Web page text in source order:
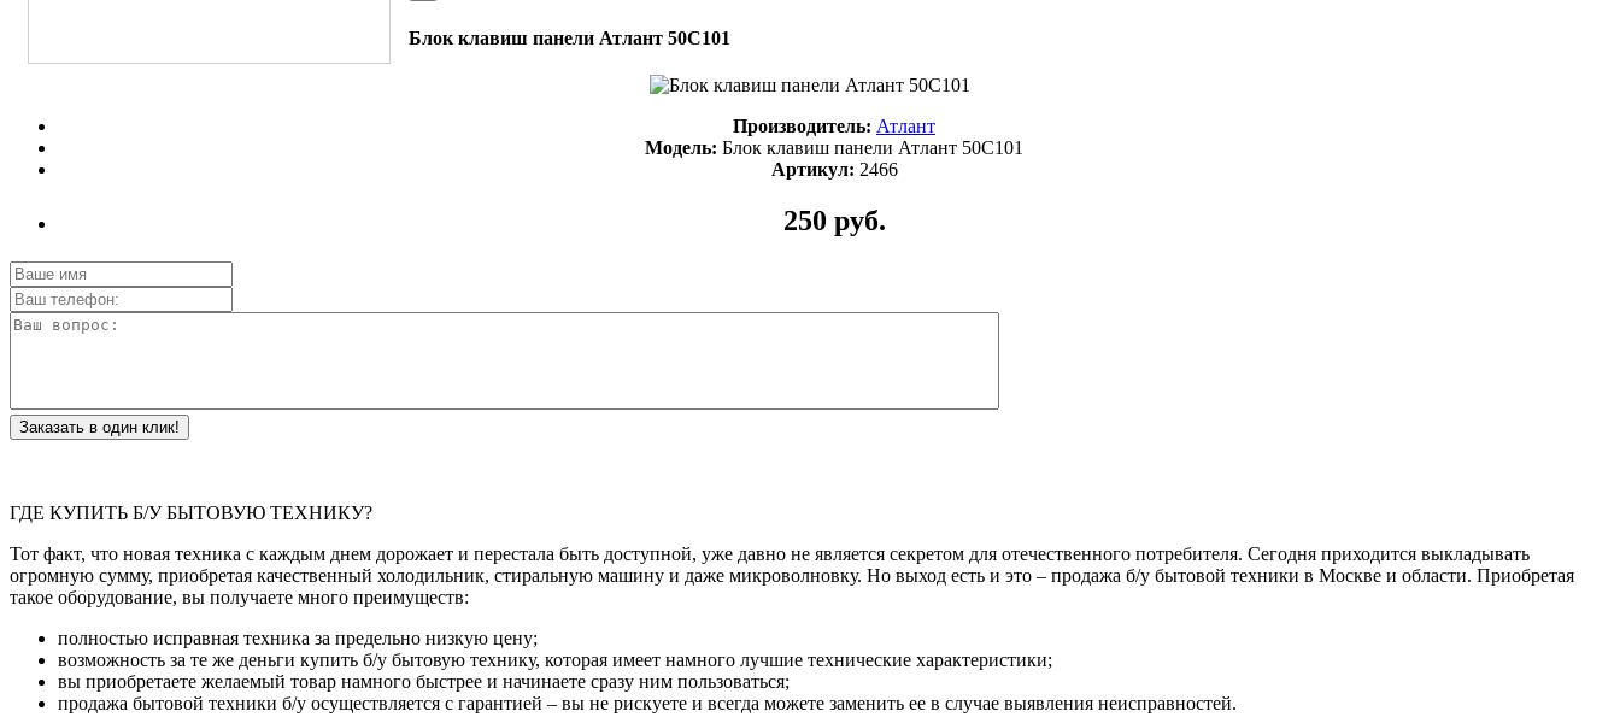
Блок клавиш панели Атлант 50С101
Производитель: Атлант
Модель: Блок клавиш панели Атлант 50С101
Артикул: 2466
250 руб.
Заказать в один клик!
ГДЕ КУПИТЬ Б/У БЫТОВУЮ ТЕХНИКУ?
Тот факт, что новая техника с каждым днем дорожает и перестала быть доступной, уже давно не является секретом для отечественного потребителя. Сегодня приходится выкладывать
огромную сумму, приобретая качественный холодильник, стиральную машину и даже микроволновку. Но выход есть и это – продажа б/у бытовой техники в Москве и области. Приобретая
такое оборудование, вы получаете много преимуществ:
полностью исправная техника за предельно низкую цену;
возможность за те же деньги купить б/у бытовую технику, которая имеет намного лучшие технические характеристики;
вы приобретаете желаемый товар намного быстрее и начинаете сразу ним пользоваться;
продажа бытовой техники б/у осуществляется с гарантией – вы не рискуете и всегда можете заменить ее в случае выявления неисправностей.